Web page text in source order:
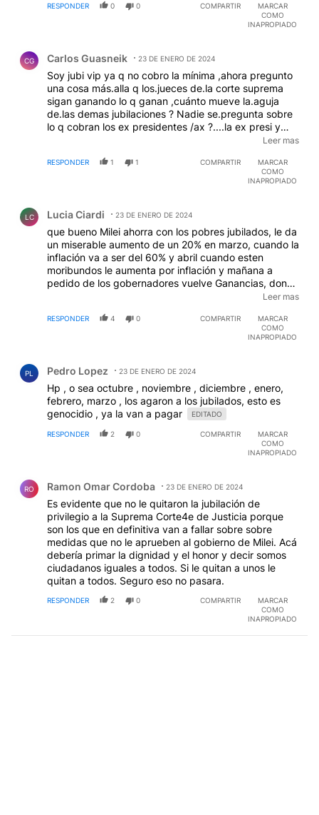
RESPONDER 0 0 COMPARTIR
MARCAR
COMO
INAPROPIADO
CG Carlos Guasneik 23 DE ENERO DE 2024
Soy jubi vip ya q no cobro la mínima ,ahora pregunto
una cosa más.alla q los.jueces de.la corte suprema
sigan ganando lo q ganan ,cuánto mueve la.aguja
de.las demas jubilaciones ? Nadie se.pregunta sobre
lo q cobran los ex presidentes /ax ?....la ex presi y
vice cuánto se.lleva y nadie dice nada ? Será q copia
son los jueces de.la corte , 5 ? ......
Leer mas
RESPONDER 1 1 COMPARTIR
MARCAR
COMO
INAPROPIADO
LC Lucia Ciardi 23 DE ENERO DE 2024
que bueno Milei ahorra con los pobres jubilados, le da
un miserable aumento de un 20% en marzo, cuando la
inflación va a ser del 60% y abril cuando esten
moribundos le aumenta por inflación y mañana a
pedido de los gobernadores vuelve Ganancias, donde
van a volver a pagar 800.000 personas y no solo eso
decir se va a perder un 30%, sin aumento y van a
Leer mas
RESPONDER 4 0 COMPARTIR
MARCAR
COMO
INAPROPIADO
PL Pedro Lopez 23 DE ENERO DE 2024
Hp , o sea octubre , noviembre , diciembre , enero,
febrero, marzo , los agaron a los jubilados, esto es
genocidio , ya la van a pagar
EDITADO
RESPONDER 2 0 COMPARTIR
MARCAR
COMO
INAPROPIADO
RO Ramon Omar Cordoba 23 DE ENERO DE 2024
Es evidente que no le quitaron la jubilación de
privilegio a la Suprema Corte4e de Justicia porque
son los que en definitiva van a fallar sobre sobre
medidas que no le aprueben al gobierno de Milei. Acá
debería primar la dignidad y el honor y decir somos
ciudadanos iguales a todos. Si le quitan a unos le
quitan a todos. Seguro eso no pasara.
RESPONDER 2 0 COMPARTIR
MARCAR
COMO
INAPROPIADO